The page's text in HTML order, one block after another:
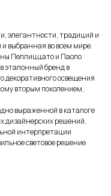
элегантности, традиций и
выбранная во всем мире.
Пеллиццато и Паоло
эталонный бренд в
декоративного освещения
вторым поколением,
выраженной в каталоге
дизайнерских решений,
интерпретации
световое решение